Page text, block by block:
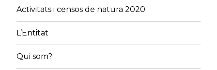
Activitats i censos de natura 2020
L’Entitat
Qui som?